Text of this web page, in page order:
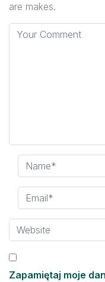
are makes.
Zapamiętaj moje